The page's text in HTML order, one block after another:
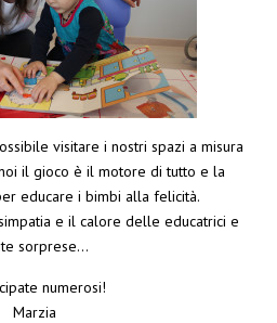
visitare i nostri spazi a misura
il gioco è il motore di tutto e la
educare i bimbi alla felicità.
e il calore delle educatrici e
sorprese…
numerosi!
Marzia